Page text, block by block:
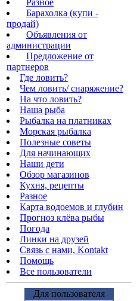
Разное
Барахолка (купи -
продай)
Объявления от
администрации
Предложение от
партнеров
Где ловить?
Чем ловить/ снаряжение?
На что ловить?
Наша рыба
Рыбалка на платниках
Морская рыбалка
Полезные советы
Для начинающих
Наши дети
Обзор магазинов
Кухня, рецепты
Разное
Карта водоемов и глубин
Прогноз клёва рыбы
Погода
Линки на друзей
Связь с нами, Kontakt
Помощь
Все пользователи
Для пользователя